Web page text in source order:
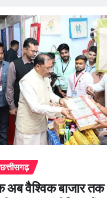
अब वैश्विक बाजार तक